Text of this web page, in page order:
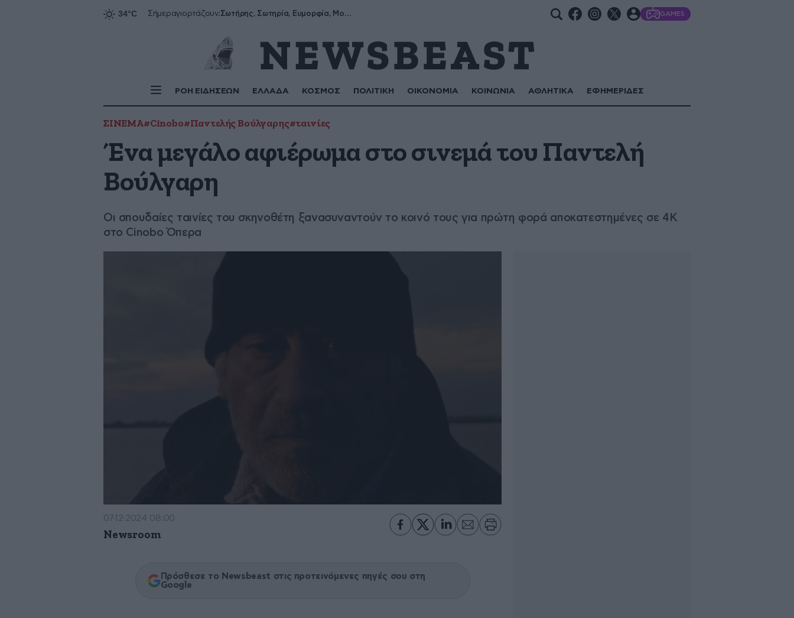
Σήμεραγιορτάζουν: Σωτήρης, Σωτηρία, Ευμορφία, Μορφούλα GAMES
ΡΟΗ ΕΙΔΗΣΕΩΝ ΕΛΛΑΔΑ ΚΟΣΜΟΣ ΠΟΛΙΤΙΚΗ ΟΙΚΟΝΟΜΙΑ ΚΟΙΝΩΝΙΑ ΑΘΛΗΤΙΚΑ ΕΦΗΜΕΡΙΔΕΣ
ΣΙΝΕΜΑ#Cinobo#Παντελής Βούλγαρης#ταινίες
Ένα μεγάλο αφιέρωμα στο σινεμά του Παντελή
Βούλγαρη
Οι σπουδαίες ταινίες του σκηνοθέτη ξανασυναντούν το κοινό τους για πρώτη φορά αποκατεστημένες σε 4Κ
στο Cinobo Όπερα
07·12·2024 08:00
Newsroom
Πρόσθεσε το Newsbeast στις προτεινόμενες πηγές σου στη
Google